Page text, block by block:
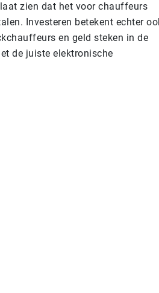
zien dat het voor chauffeurs
Investeren betekent echter
en geld steken in de
de juiste elektronische